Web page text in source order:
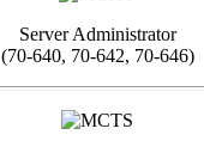
Server Administrator
(70-640, 70-642, 70-646)